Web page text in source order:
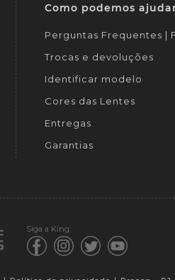
Como podemos
Perguntas Frequentes |
Trocas e devoluções
Identificar modelo
Cores das Lentes
Entregas
Garantias
Siga a King: